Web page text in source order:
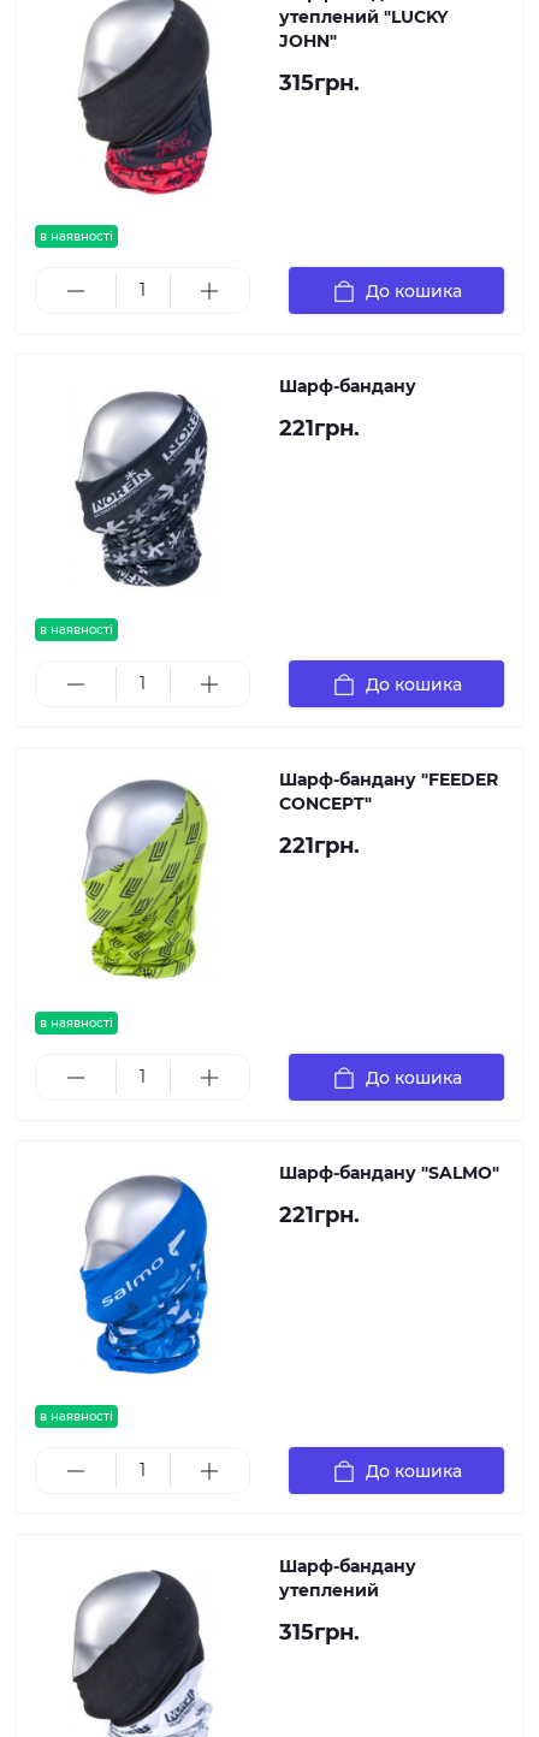
в наявності
утеплений "LUCKY
JOHN"
315грн.
До кошика
в наявності
Шарф-бандану
221грн.
До кошика
в наявності
Шарф-бандану "FEEDER
CONCEPT"
221грн.
До кошика
в наявності
Шарф-бандану "SALMO"
221грн.
До кошика
Шарф-бандану
утеплений
315грн.